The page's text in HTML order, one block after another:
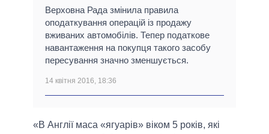
Верховна Рада змінила правила
оподаткування операцій із продажу
вживаних автомобілів. Тепер податкове
навантаження на покупця такого засобу
пересування значно зменшується.
14 квітня 2016, 18:36
«В Англії маса «ягуарів» віком 5 років, які